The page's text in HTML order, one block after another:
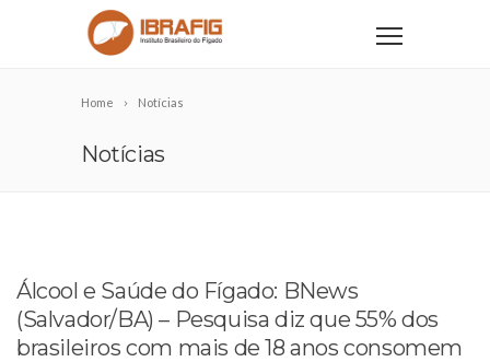
Home Notícias
Notícias
Álcool e Saúde do Fígado: BNews
(Salvador/BA) – Pesquisa diz que 55% dos
brasileiros com mais de 18 anos consomem